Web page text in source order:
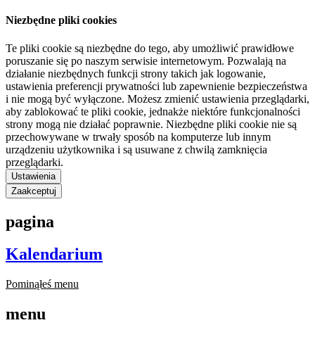
Niezbędne pliki cookies
Te pliki cookie są niezbędne do tego, aby umożliwić prawidłowe
poruszanie się po naszym serwisie internetowym. Pozwalają na
działanie niezbędnych funkcji strony takich jak logowanie,
ustawienia preferencji prywatności lub zapewnienie bezpieczeństwa
i nie mogą być wyłączone. Możesz zmienić ustawienia przeglądarki,
aby zablokować te pliki cookie, jednakże niektóre funkcjonalności
strony mogą nie działać poprawnie. Niezbędne pliki cookie nie są
przechowywane w trwały sposób na komputerze lub innym
urządzeniu użytkownika i są usuwane z chwilą zamknięcia
przeglądarki.
Ustawienia
Zaakceptuj
pagina
Kalendarium
Pominąłeś menu
menu